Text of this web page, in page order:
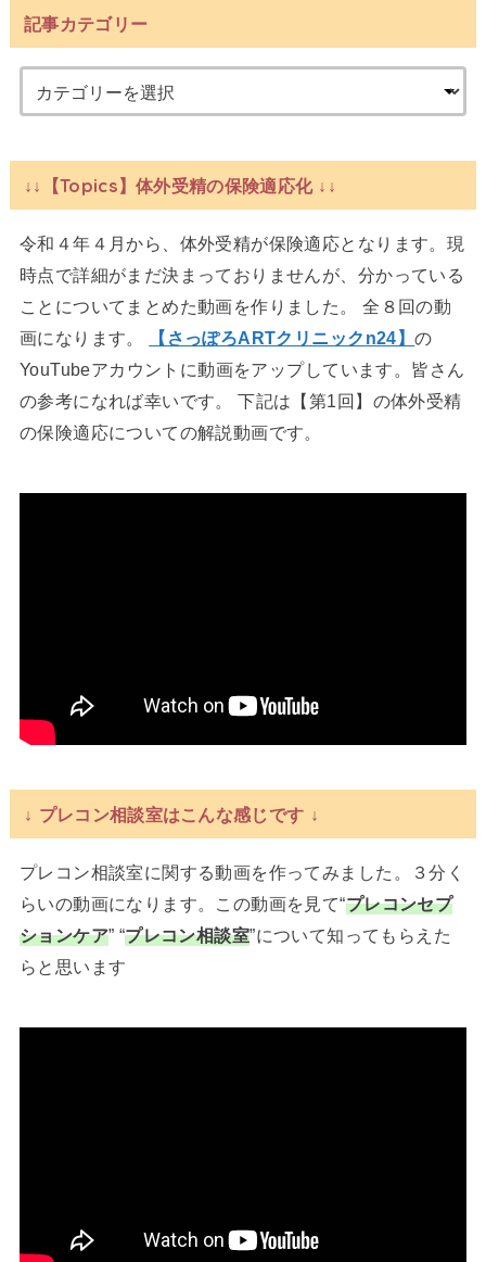
記事カテゴリー
↓↓【Topics】体外受精の保険適応化 ↓↓
令和４年４月から、体外受精が保険適応となります。現
時点で詳細がまだ決まっておりませんが、分かっている
ことについてまとめた動画を作りました。 全８回の動
画になります。
【さっぽろARTクリニックn24】の
YouTubeアカウントに動画をアップしています。皆さん
の参考になれば幸いです。 下記は【第1回】の体外受精
の保険適応についての解説動画です。
↓ プレコン相談室はこんな感じです ↓
プレコン相談室に関する動画を作ってみました。３分く
らいの動画になります。この動画を見て“プレコンセプ
ションケア” “プレコン相談室”について知ってもらえた
らと思います